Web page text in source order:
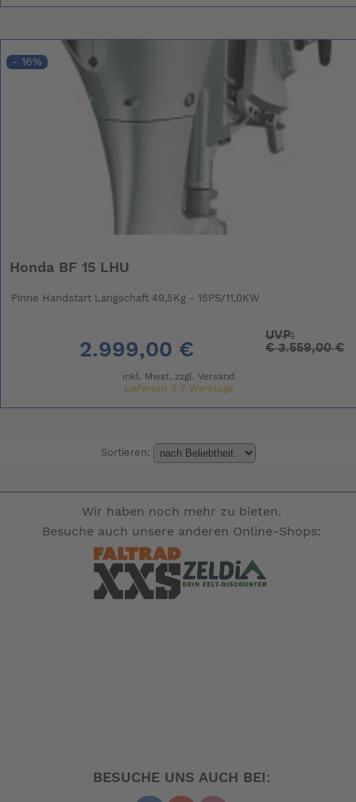
- 16%
Honda BF 15 LHU
Pinne Handstart Langschaft 49,5Kg - 15PS/11,0KW
2.999,00 €
UVP:
€3.559,00 €
inkl. Mwst. zzgl. Versand
Lieferzeit 3-7 Werktage
Sortieren:
Wir haben noch mehr zu bieten.
Besuche auch unsere anderen Online-Shops:
BESUCHE UNS AUCH BEI: